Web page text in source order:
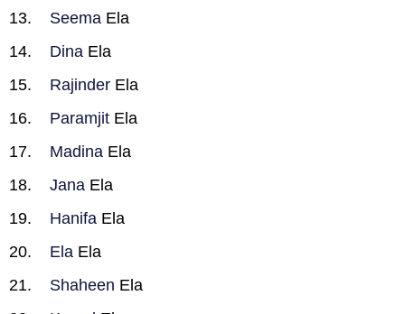
Seema Ela
Dina Ela
Rajinder Ela
Paramjit Ela
Madina Ela
Jana Ela
Hanifa Ela
Ela Ela
Shaheen Ela